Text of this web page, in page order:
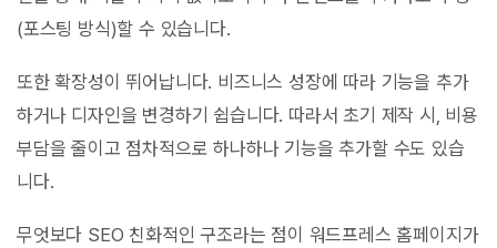
(포스팅 방식)할 수 있습니다.
또한 확장성이 뛰어납니다. 비즈니스 성장에 따라 기능을 추가
하거나 디자인을 변경하기 쉽습니다. 따라서 초기 제작 시, 비용
부담을 줄이고 점차적으로 하나하나 기능을 추가할 수도 있습
니다.
무엇보다 SEO 친화적인 구조라는 점이 워드프레스 홈페이지가